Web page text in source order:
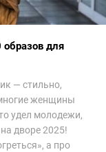
образов для
— стильно,
женщины
удел молодежи,
дворе 2025!
а про